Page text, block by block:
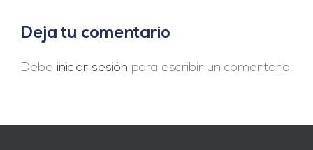
Deja tu comentario
Debe iniciar sesión para escribir un comentario.